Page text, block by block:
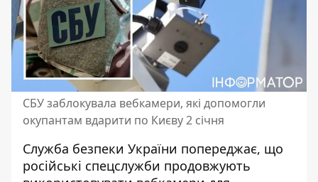
СБУ заблокувала вебкамери, які допомогли
окупантам вдарити по Києву 2 січня
Служба безпеки України попереджає, що
російські спецслужби продовжують